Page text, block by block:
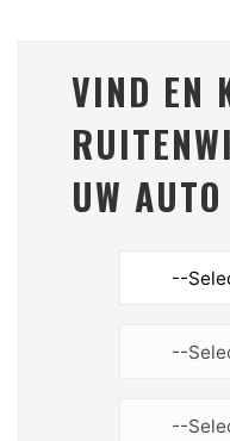
VIND EN
UW